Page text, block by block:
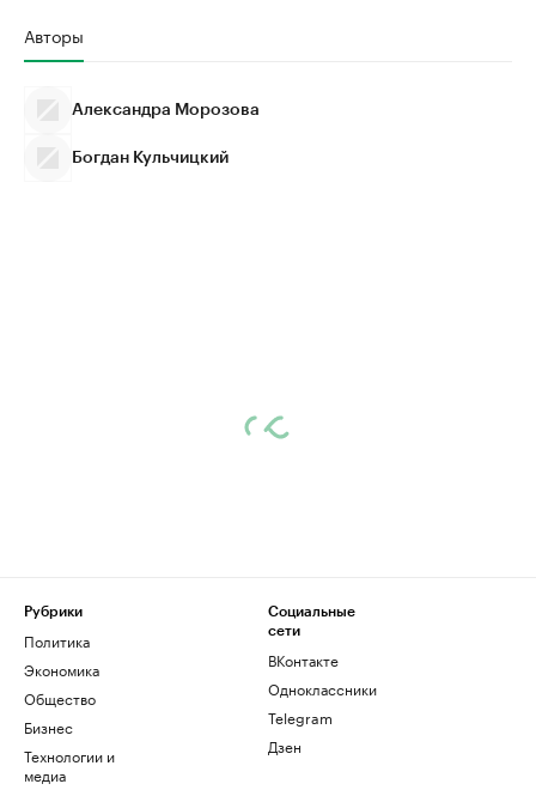
Авторы
Александра Морозова
Богдан Кульчицкий
Рубрики
Политика
Экономика
Общество
Бизнес
Технологии и
медиа
Социальные
сети
ВКонтакте
Одноклассники
Telegram
Дзен